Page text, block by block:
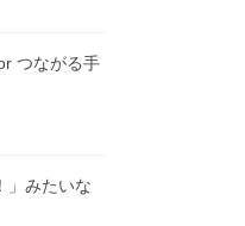
つながる手
」みたいな